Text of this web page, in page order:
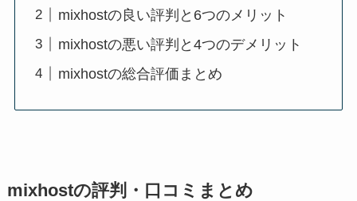
mixhostの良い評判と6つのメリット
mixhostの悪い評判と4つのデメリット
mixhostの総合評価まとめ
mixhostの評判・口コミまとめ